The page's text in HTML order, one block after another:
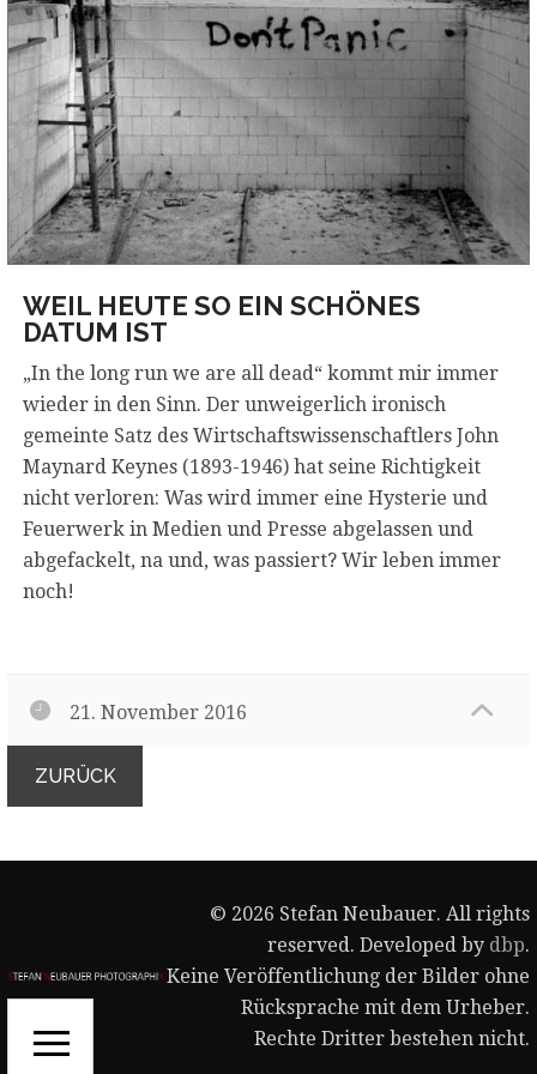
WEIL HEUTE SO EIN SCHÖNES
DATUM IST
„In the long run we are all dead“ kommt mir immer
wieder in den Sinn. Der unweigerlich ironisch
gemeinte Satz des Wirtschaftswissenschaftlers John
Maynard Keynes (1893-1946) hat seine Richtigkeit
nicht verloren: Was wird immer eine Hysterie und
Feuerwerk in Medien und Presse abgelassen und
abgefackelt, na und, was passiert? Wir leben immer
noch!
21. November 2016
ZURÜCK
© 2026 Stefan Neubauer. All rights
reserved. Developed by dbp.
Keine Veröffentlichung der Bilder ohne
Rücksprache mit dem Urheber.
Rechte Dritter bestehen nicht.